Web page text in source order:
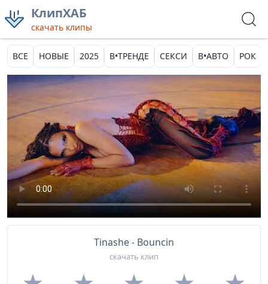
КлипХАБ
скачать клипы
ВСЕ НОВЫЕ 2025 В•ТРЕНДЕ СЕКСИ В•АВТО РОК
Tinashe - Bouncin
скачать клип